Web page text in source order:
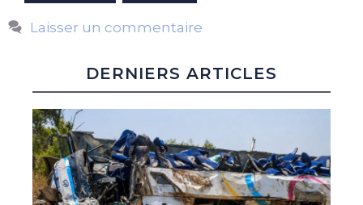
Laisser un commentaire
DERNIERS ARTICLES